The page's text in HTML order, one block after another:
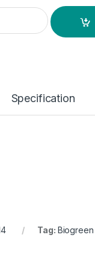
1L quantity
Specification
Tag: Biogreen